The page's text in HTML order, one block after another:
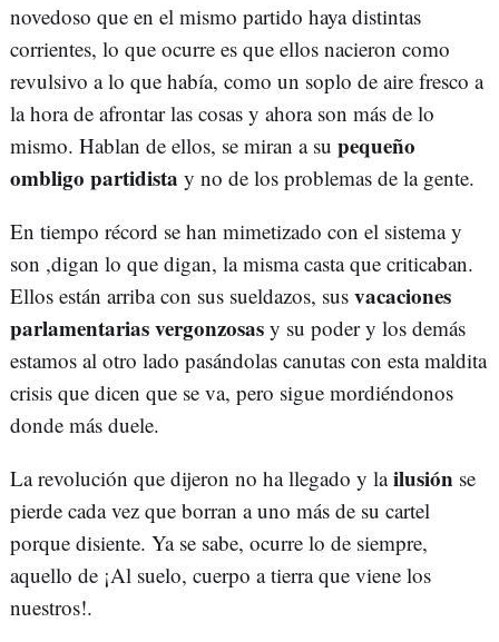
novedoso que en el mismo partido haya distintas
corrientes, lo que ocurre es que ellos nacieron como
revulsivo a lo que había, como un soplo de aire fresco a
la hora de afrontar las cosas y ahora son más de lo
mismo. Hablan de ellos, se miran a su pequeño
ombligo partidista y no de los problemas de la gente.
En tiempo récord se han mimetizado con el sistema y
son ,digan lo que digan, la misma casta que criticaban.
Ellos están arriba con sus sueldazos, sus vacaciones
parlamentarias vergonzosas y su poder y los demás
estamos al otro lado pasándolas canutas con esta maldita
crisis que dicen que se va, pero sigue mordiéndonos
donde más duele.
La revolución que dijeron no ha llegado y lailusión se
pierde cada vez que borran a uno más de su cartel
porque disiente. Ya se sabe, ocurre lo de siempre,
aquello de ¡Al suelo, cuerpo a tierra que viene los
nuestros!.